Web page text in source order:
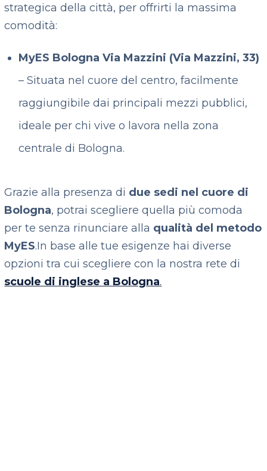
strategica della città, per offrirti la massima
comodità:
MyES Bologna Via Mazzini (Via Mazzini, 33)
– Situata nel cuore del centro, facilmente
raggiungibile dai principali mezzi pubblici,
ideale per chi vive o lavora nella zona
centrale di Bologna.
Grazie alla presenza di due sedi nel cuore di
Bologna, potrai scegliere quella più comoda
per te senza rinunciare alla qualità del metodo
MyES.In base alle tue esigenze hai diverse
opzioni tra cui scegliere con la nostra rete di
scuole di inglese a Bologna.